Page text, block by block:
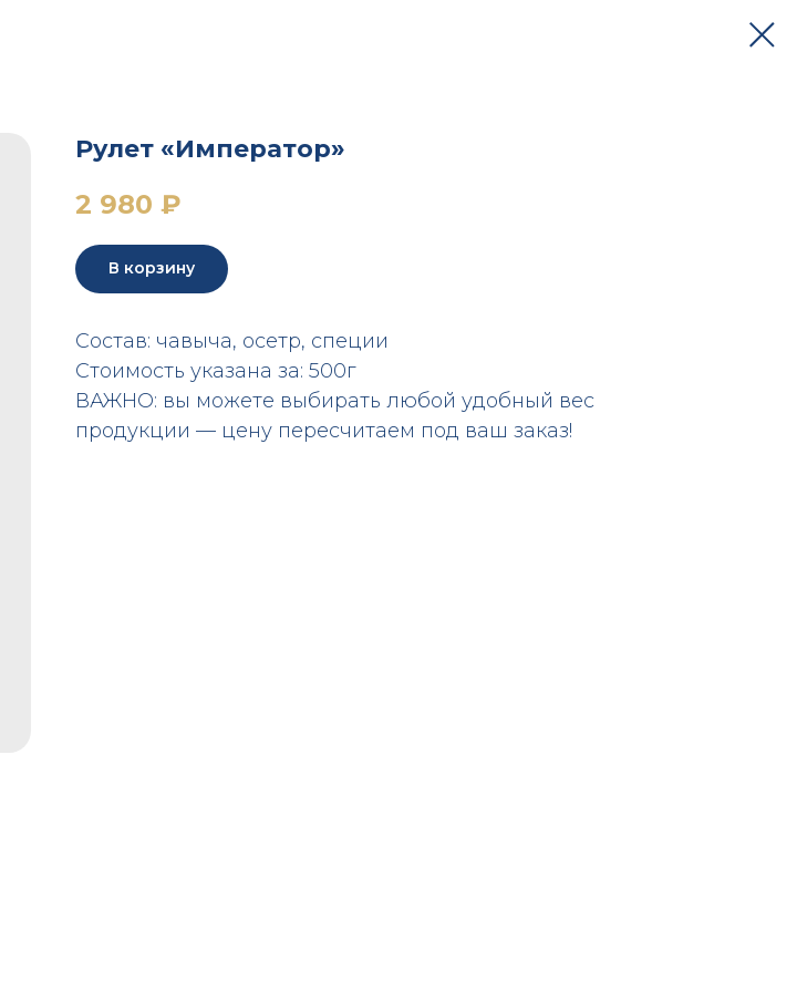
Рулет «Император»
2 980 ₽
В корзину
Состав: чавыча, осетр, специи
Стоимость указана за: 500г
ВАЖНО: вы можете выбирать любой удобный вес
продукции — цену пересчитаем под ваш заказ!